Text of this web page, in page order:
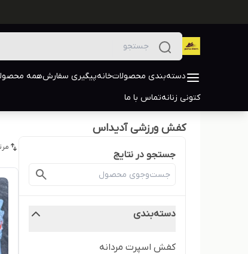
دسته‌بندی محصولاتخانهپیگیری سفارشهمه
کتونی زنانهتماس با ما
کفش ورزشی آدیداس
جستجو در نتایج
دسته‌بندی
کفش اسپرت مردانه